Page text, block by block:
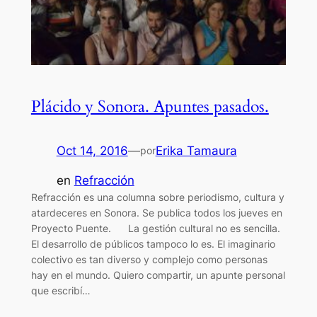
Plácido y Sonora. Apuntes pasados.
Oct 14, 2016—porErika Tamaura
en Refracción
Refracción es una columna sobre periodismo, cultura y
atardeceres en Sonora. Se publica todos los jueves en
Proyecto Puente. La gestión cultural no es sencilla.
El desarrollo de públicos tampoco lo es. El imaginario
colectivo es tan diverso y complejo como personas
hay en el mundo. Quiero compartir, un apunte personal
que escribí…